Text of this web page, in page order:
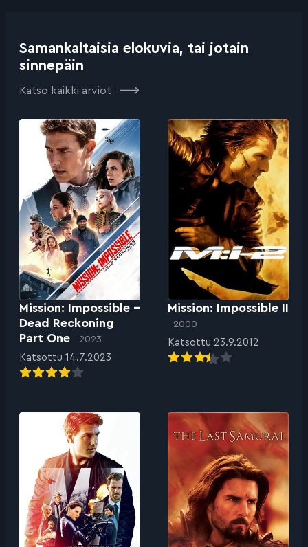
Samankaltaisia elokuvia, tai jotain
sinnepäin
Katso kaikki arviot
Mission: Impossible –
Dead Reckoning
Part One
2023
Katsottu 14.7.2023
Mission: Impossible II
2000
Katsottu 23.9.2012